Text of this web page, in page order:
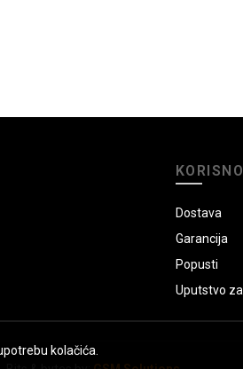
KORISNO
Dostava
Garancija
Popusti
Uputstvo
kolačića.